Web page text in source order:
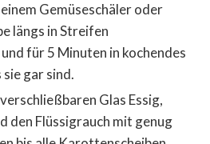
längs in Streifen
für 5 Minuten in kochendes
gar sind.
den Flüssigrauch mit genug